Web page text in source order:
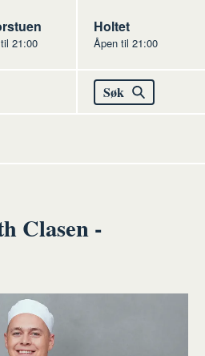
21:00
Jacobs
Holtet
Åpen til 21:00
Søk
Clasen -